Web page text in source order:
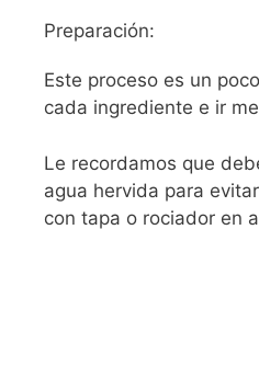
Preparación:
Este proceso es un
cada ingrediente e ir
Le recordamos que
agua hervida para
con tapa o rociador en